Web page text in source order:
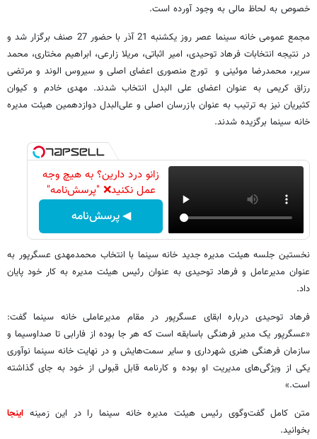
خصوص به لحاظ مالی به وجود آورده است.
مجمع عمومی خانه سینما عصر روز یکشنبه 21 آذر با حضور 27 صنف برگزار شد و
در نتیجه انتخابات فرهاد توحیدی، امیر اثباتی، مریلا زارعی، ابراهیم مختاری، محمد
سریر، محمدرضا موئینی و تورج منصوری اعضای اصلی و سیروس الوند و مرتضی
رزاق کریمی به عنوان اعضای علی البدل انتخاب شدند. مهدی خادم و کیوان
کثیریان نیز به ترتیب به عنوان بازرسان اصلی و علی‌البدل دوازدهمین هیئت مدیره
خانه سینما برگزیده شدند.
زانو درد دارین؟ به هیچ وجه
عمل نکنید❌ "پرسش‌نامه"
◀ پرسش‌نامه
نخستین جلسه هیئت مدیره جدید خانه سینما با انتخاب محمدمهدی عسگرپور به
عنوان مدیرعامل و فرهاد توحیدی به عنوان رئیس هیئت مدیره به کار خود پایان
داد.
فرهاد توحیدی درباره ابقای عسگرپور در مقام مدیرعاملی خانه سینما گفت:
«عسگرپور یک مدیر فرهنگی باسابقه است که هر جا بوده از فارابی تا صداوسیما و
سازمان فرهنگی هنری شهرداری و سایر سمت‌هایش و در نهایت خانه سینما نوآوری
یکی از ویژگی‌های مدیریت او بوده و کارنامه قابل قبولی از خود به جای گذاشته
است.»
متن کامل گفت‌و‌گوی رئیس هیئت مدیره خانه سینما را در این زمینه اینجا
بخوانید.